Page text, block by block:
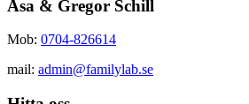
Åsa & Gregor Schill
Mob: 0704-826614
mail: admin@familylab.se